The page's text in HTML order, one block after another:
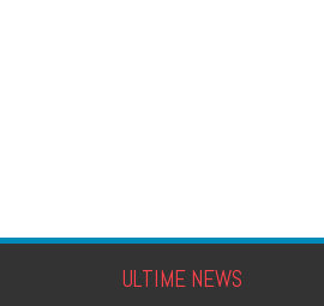
ULTIME NEWS